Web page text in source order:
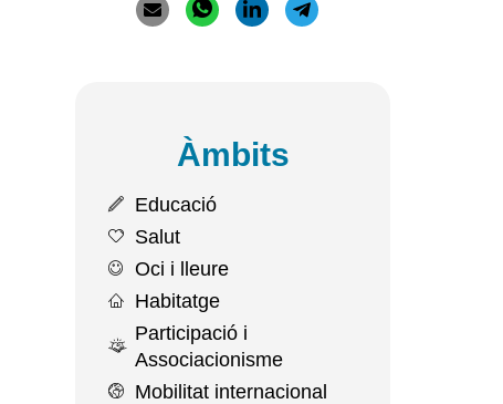
Àmbits
Educació
Salut
Oci i lleure
Habitatge
Participació i
Associacionisme
Mobilitat internacional